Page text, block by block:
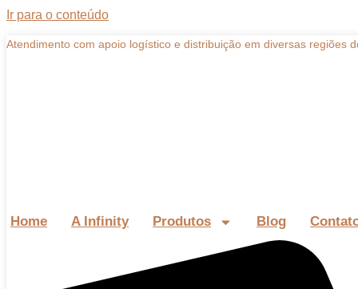
Ir para o conteúdo
Atendimento com apoio logístico e distribuição em diversas regiões
Home A Infinity Produtos Blog